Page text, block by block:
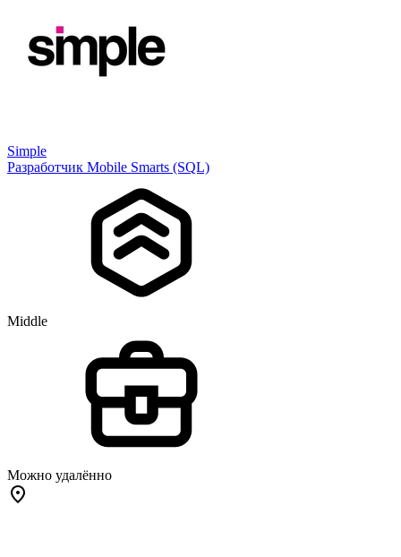
Simple
Разработчик Mobile Smarts (SQL)
Middle
Можно удалённо